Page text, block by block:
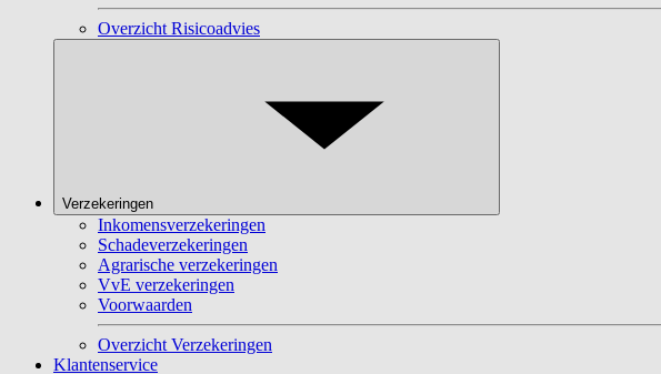
Overzicht Risicoadvies
Verzekeringen
Inkomensverzekeringen
Schadeverzekeringen
Agrarische verzekeringen
VvE verzekeringen
Voorwaarden
Overzicht Verzekeringen
Klantenservice